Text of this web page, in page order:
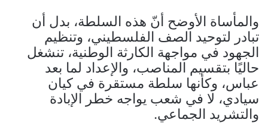
والمأساة الأوضح أنّ هذه السلطة، بدل أن
تبادر لتوحيد الصف الفلسطيني، وتنظيم
الجهود في مواجهة الكارثة الوطنية، تنشغل
حاليًا بتقسيم المناصب، والإعداد لما بعد
عباس، وكأنها سلطة مستقرة في كيان
سيادي، لا في شعب يواجه خطر الإبادة
والتشريد الجماعي.